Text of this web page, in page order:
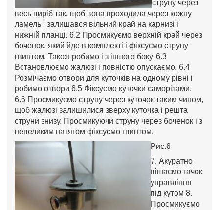
струну через
весь виріб так, щоб вона проходила через кожну
ламель і залишався вільний край на карнизі і
нижній планці. 6.2 Просмикуємо верхній край через
боченок, який йде в комплекті і фіксуємо струну
гвинтом. Також робимо і з іншого боку. 6.3
Встановлюємо жалюзі і повністю опускаємо. 6.4
Розмічаємо отвори для куточків на одному рівні і
робимо отвори 6.5 Фіксуємо куточки саморізами.
6.6 Просмикуємо струну через куточок таким чином,
щоб жалюзі залишилися зверху куточка і решта
струни знизу. Просмикуючи струну через боченок і з
невеликим натягом фіксуємо гвинтом.
Рис.6
7. Акуратно
вішаємо гачок
управління
під кутом 8.
Просмикуємо